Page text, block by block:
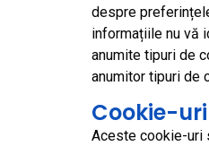
despre
informațiile nu vă
anumite tipuri de
anumitor tipuri de
Cookie-
Aceste cookie-uri